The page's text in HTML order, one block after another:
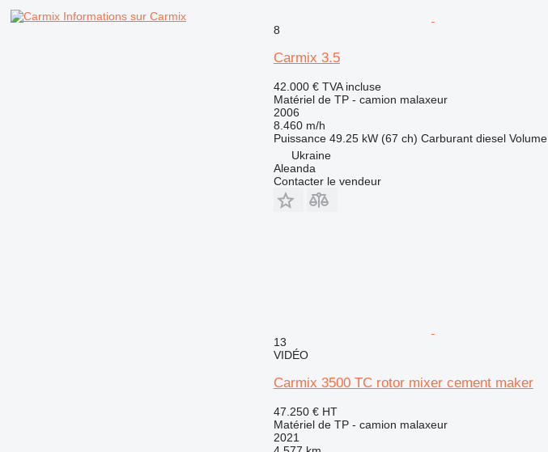
Informations sur Carmix
8
Carmix 3.5
42.000 € TVA incluse
Matériel de TP - camion malaxeur
2006
8.460 m/h
Puissance 49.25 kW (67 ch) Carburant diesel Volume
Ukraine
Aleanda
Contacter le vendeur
13
VIDÉO
Carmix 3500 TC rotor mixer cement maker
47.250 € HT
Matériel de TP - camion malaxeur
2021